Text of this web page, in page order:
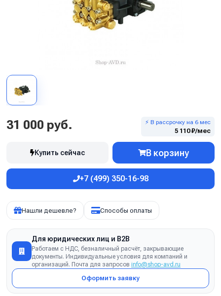
31 000 руб. ⚡ В рассрочку на 6 мес
5 110 ₽/мес
Купить сейчас В корзину
+7 (499) 350-16-98
Нашли дешевле? Способы оплаты
Для юридических лиц и B2B
Работаем с НДС, безналичный расчёт, закрывающие
документы. Индивидуальные условия для компаний и
организаций. Почта для запросов info@shop-avd.ru
Оформить заявку